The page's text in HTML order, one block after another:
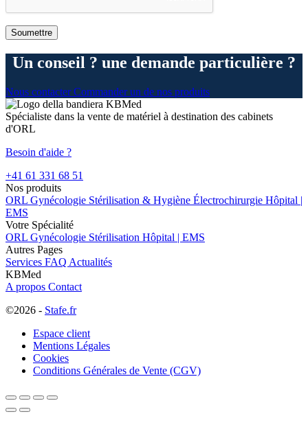
Un conseil ? une demande particulière ?
Nous contacter Commander un de nos produits
Spécialiste dans la vente de matériel à destination des cabinets
d'ORL
Besoin d'aide ?
+41 61 331 68 51
Nos produits
ORL Gynécologie Stérilisation & Hygiène Électrochirurgie Hôpital |
EMS
Votre Spécialité
ORL Gynécologie Stérilisation Hôpital | EMS
Autres Pages
Services FAQ Actualités
KBMed
A propos Contact
©2026 - Stafe.fr
Espace client
Mentions Légales
Cookies
Conditions Générales de Vente (CGV)